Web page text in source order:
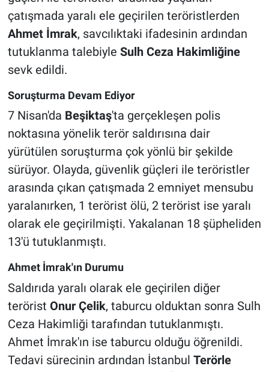
çatışmada yaralı ele geçirilen teröristlerden
Ahmet İmrak, savcılıktaki ifadesinin ardından
tutuklanma talebiyle Sulh Ceza Hakimliğine
sevk edildi.
Soruşturma Devam Ediyor
7 Nisan'da Beşiktaş'ta gerçekleşen polis
noktasına yönelik terör saldırısına dair
yürütülen soruşturma çok yönlü bir şekilde
sürüyor. Olayda, güvenlik güçleri ile teröristler
arasında çıkan çatışmada 2 emniyet mensubu
yaralanırken, 1 terörist ölü, 2 terörist ise yaralı
olarak ele geçirilmişti. Yakalanan 18 şüpheliden
13'ü tutuklanmıştı.
Ahmet İmrak'ın Durumu
Saldırıda yaralı olarak ele geçirilen diğer
terörist Onur Çelik, taburcu olduktan sonra Sulh
Ceza Hakimliği tarafından tutuklanmıştı.
Ahmet İmrak'ın ise taburcu olduğu öğrenildi.
Tedavi sürecinin ardından İstanbul Terörle